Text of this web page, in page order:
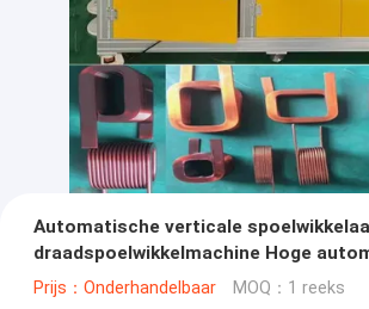
Automatische verticale
draadspoelwikkelmachine Hoge
Prijs：Onderhandelbaar MOQ：1 reeks